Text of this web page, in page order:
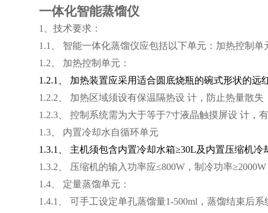
一体化智能蒸馏仪
1、技术要求：
1.1、 智能一体化蒸馏仪应包括以下单元：加热控制
1.2、 加热控制单元：
1.2.1、 加热装置应采用适合圆底烧瓶的碗式形状的
1.2.2、 加热区域须设有保温隔热设 计，防止热量散
1.2.3、 控制系统需为大于等于7寸液晶触摸屏设 计
1.3、 内置冷却水自循环单元
1.3.1、 主机须包含内置冷却水箱≥30L及内置压缩机
1.3.2、 压缩机的输入功率应≤800W，制冷功率≥2000W
1.4、 定量蒸馏单元：
1.4.1、 可手工设定单孔蒸馏量1-500ml，蒸馏结束后